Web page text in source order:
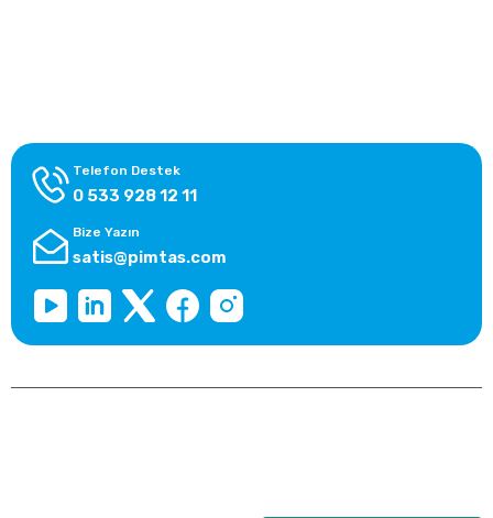
Telefon Destek
0 533 928 12 11
Bize Yazın
satis@pimtas.com